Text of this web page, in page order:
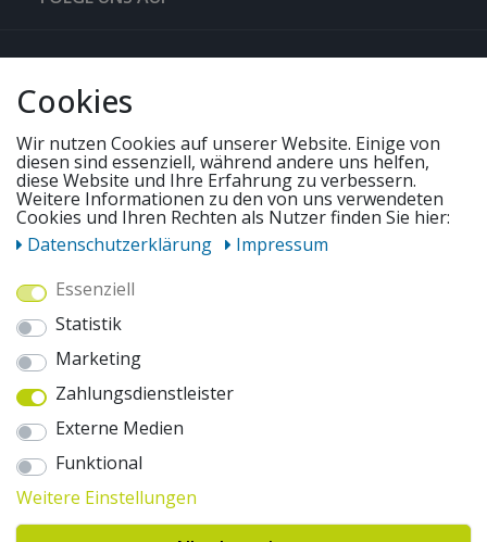
QUICKLINKS & TIPPS
UNSERE ANGEBOTE
WIR VERSENDEN MIT
AUSZEICHNUNGEN & SICHERHEIT
© 2026 pentagonsports.de
Pentagon Sports GmbH & Co. KG
Daten­schutz­erklärung
Hinweise zur Batterieentsorgung
Cookies
Wir nutzen Cookies auf unserer Website. Einige von
diesen sind essenziell, während andere uns helfen,
diese Website und Ihre Erfahrung zu verbessern.
Weitere Informationen zu den von uns verwendeten
Cookies und Ihren Rechten als Nutzer finden Sie hier:
Daten­schutz­erklärung
Impressum
Essenziell
Statistik
Marketing
Zahlungsdienstleister
Externe Medien
Funktional
Weitere Einstellungen